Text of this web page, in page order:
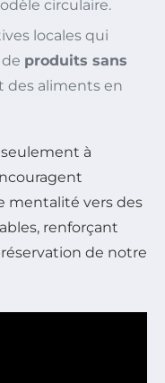
circulaire.
locales qui
produits sans
des aliments en
à
mentalité vers des
renforçant
de notre